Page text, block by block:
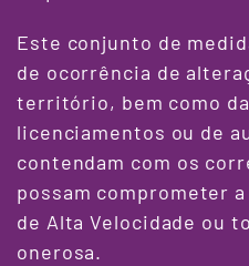
Este conjunto de
de ocorrência de
território, bem como
licenciamentos ou de
contendam com os
possam comprometer
de Alta Velocidade ou
onerosa.